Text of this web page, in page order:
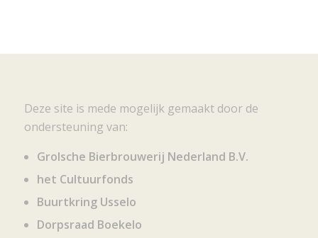
Deze site is mede mogelijk gemaakt door de
ondersteuning van:
Grolsche Bierbrouwerij Nederland B.V.
het Cultuurfonds
Buurtkring Usselo
Dorpsraad Boekelo